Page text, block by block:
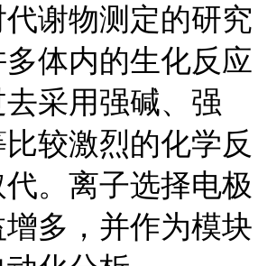
谢物测定的研究
体内的生化反应
采用强碱、强
较激烈的化学反
。离子选择电极
多，并作为模块